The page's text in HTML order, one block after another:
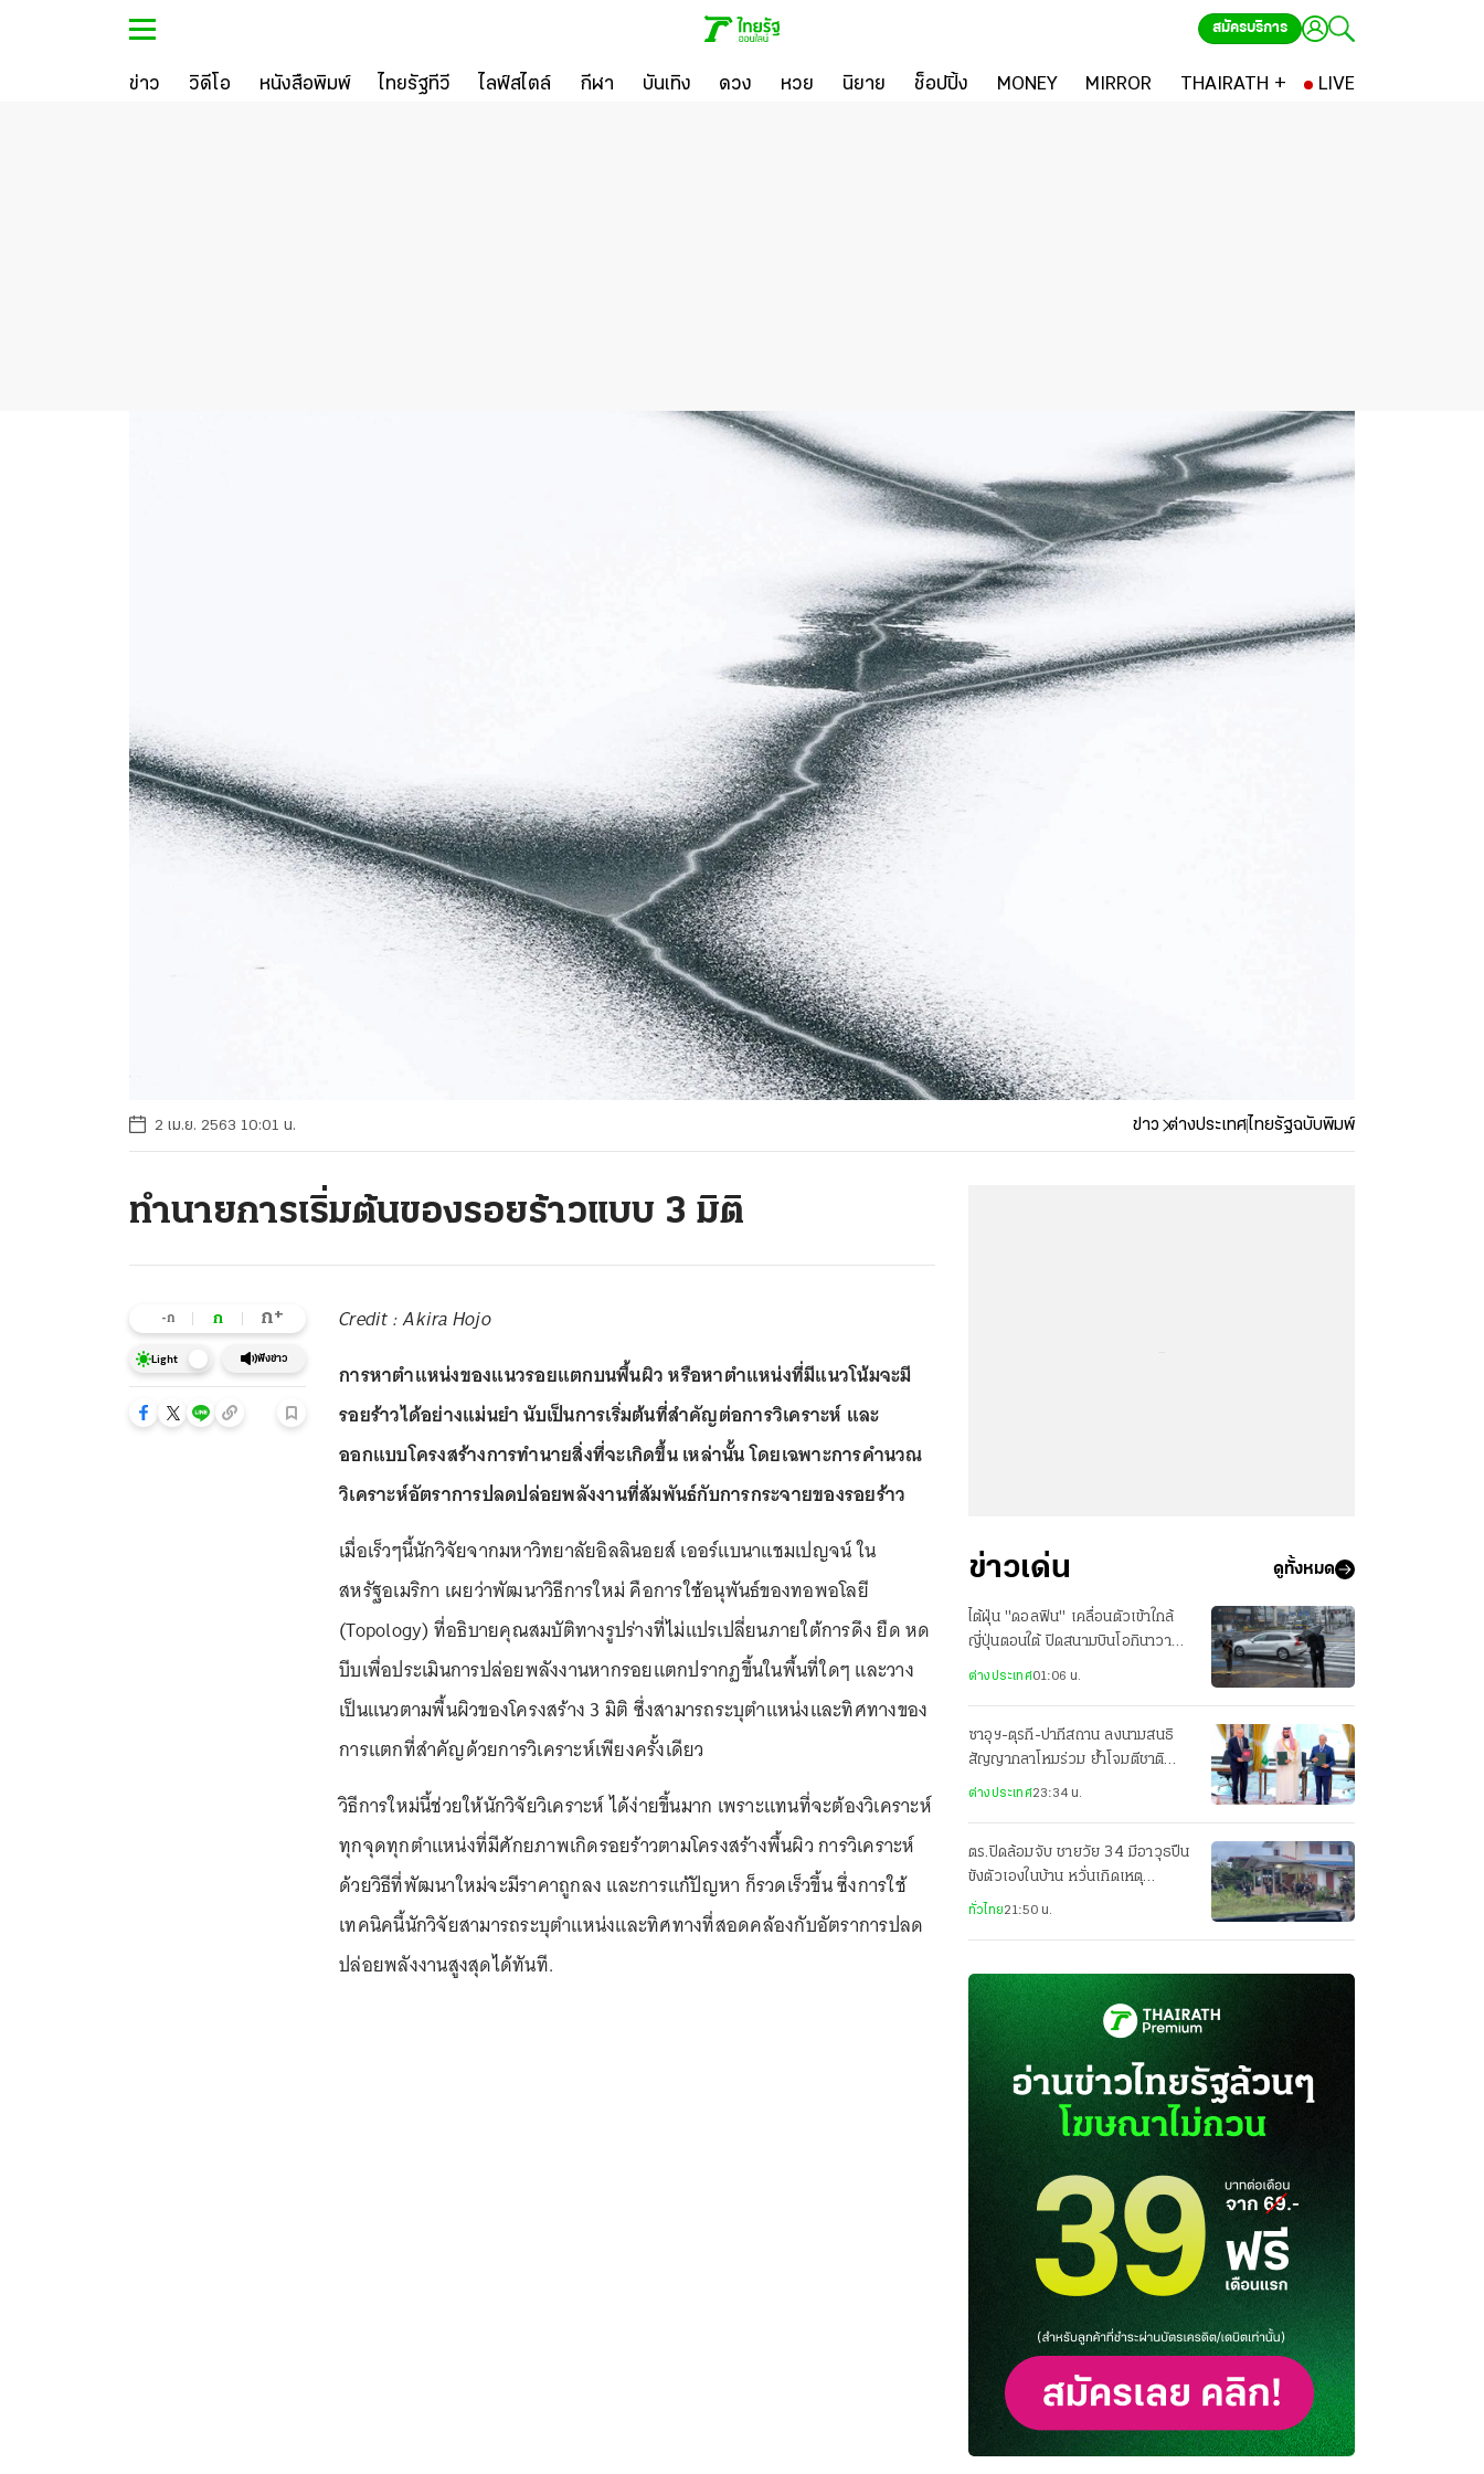
สมัครบริการ
ข่าว วิดีโอ หนังสือพิมพ์ ไทยรัฐทีวี ไลฟ์สไตล์ กีฬา บันเทิง ดวง หวย นิยาย ช็อปปิ้ง MONEY MIRROR THAIRATH + LIVE
2 เม.ย. 2563 10:01 น. ข่าว ต่างประเทศไทยรัฐฉบับพิมพ์
ทำนายการเริ่มต้นของรอยร้าวแบบ 3 มิติ
-ก ก ก+
Light ฟังข่าว
Credit : Akira Hojo
การหาตำแหน่งของแนวรอยแตกบนพื้นผิว หรือหาตำแหน่งที่มีแนวโน้มจะมี
รอยร้าวได้อย่างแม่นยำ นับเป็นการเริ่มต้นที่สำคัญต่อการวิเคราะห์ และ
ออกแบบโครงสร้างการทำนายสิ่งที่จะเกิดขึ้น เหล่านั้น โดยเฉพาะการคำนวณ
วิเคราะห์อัตราการปลดปล่อยพลังงานที่สัมพันธ์กับการกระจายของรอยร้าว
เมื่อเร็วๆนี้นักวิจัยจากมหาวิทยาลัยอิลลินอยส์ เออร์แบนาแชมเปญจน์ ใน
สหรัฐอเมริกา เผยว่าพัฒนาวิธีการใหม่ คือการใช้อนุพันธ์ของทอพอโลยี
(Topology) ที่อธิบายคุณสมบัติทางรูปร่างที่ไม่แปรเปลี่ยนภายใต้การดึง ยืด หด
บีบเพื่อประเมินการปล่อยพลังงานหากรอยแตกปรากฏขึ้นในพื้นที่ใดๆ และวาง
เป็นแนวตามพื้นผิวของโครงสร้าง 3 มิติ ซึ่งสามารถระบุตำแหน่งและทิศทางของ
การแตกที่สำคัญด้วยการวิเคราะห์เพียงครั้งเดียว
วิธีการใหม่นี้ช่วยให้นักวิจัยวิเคราะห์ ได้ง่ายขึ้นมาก เพราะแทนที่จะต้องวิเคราะห์
ทุกจุดทุกตำแหน่งที่มีศักยภาพเกิดรอยร้าวตามโครงสร้างพื้นผิว การวิเคราะห์
ด้วยวิธีที่พัฒนาใหม่จะมีราคาถูกลง และการแก้ปัญหา ก็รวดเร็วขึ้น ซึ่งการใช้
เทคนิคนี้นักวิจัยสามารถระบุตำแหน่งและทิศทางที่สอดคล้องกับอัตราการปลด
ปล่อยพลังงานสูงสุดได้ทันที.
ข่าวเด่น ดูทั้งหมด
ไต้ฝุ่น "ดอลฟิน" เคลื่อนตัวเข้าใกล้
ญี่ปุ่นตอนใต้ ปิดสนามบินโอกินาวา
อพยพประชาชน-เจ็บ 3 ราย
ต่างประเทศ01:06 น.
ซาอุฯ-ตุรกี-ปากีสถาน ลงนามสนธิ
สัญญากลาโหมร่วม ย้ำโจมตีชาติ
เดียวเท่ากับโจมตีทั้ง 3 ประเทศ
ต่างประเทศ23:34 น.
ตร.ปิดล้อมจับ ชายวัย 34 มีอาวุธปืน
ขังตัวเองในบ้าน หวั่นเกิดเหตุ
อันตราย
ทั่วไทย21:50 น.